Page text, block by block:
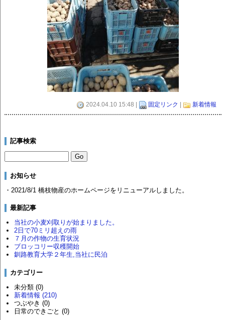
2024.04.10 15:48 | 固定リンク 新着情報
記事検索
お知らせ
・2021/8/1 橋枝物産のホームページをリニューアルしました。
最新記事
当社の小麦刈取りが始まりました。
2日で70ミリ超えの雨
７月の作物の生育状況
ブロッコリー収穫開始
釧路教育大学２年生,当社に民泊
カテゴリー
未分類 (0)
新着情報 (210)
つぶやき (0)
日常のできごと (0)